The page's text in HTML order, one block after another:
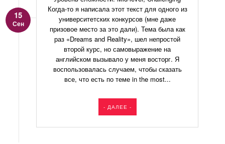
15
Сен
Когда-то я написала этот текст для одного из
университетских конкурсов (мне даже
призовое место за это дали). Тема была как
раз «Dreams and Reality», шел непростой
второй курс, но самовыражение на
английском вызывало у меня восторг. Я
воспользовалась случаем, чтобы сказать
все, что есть по теме in the most...
- ДАЛЕЕ -